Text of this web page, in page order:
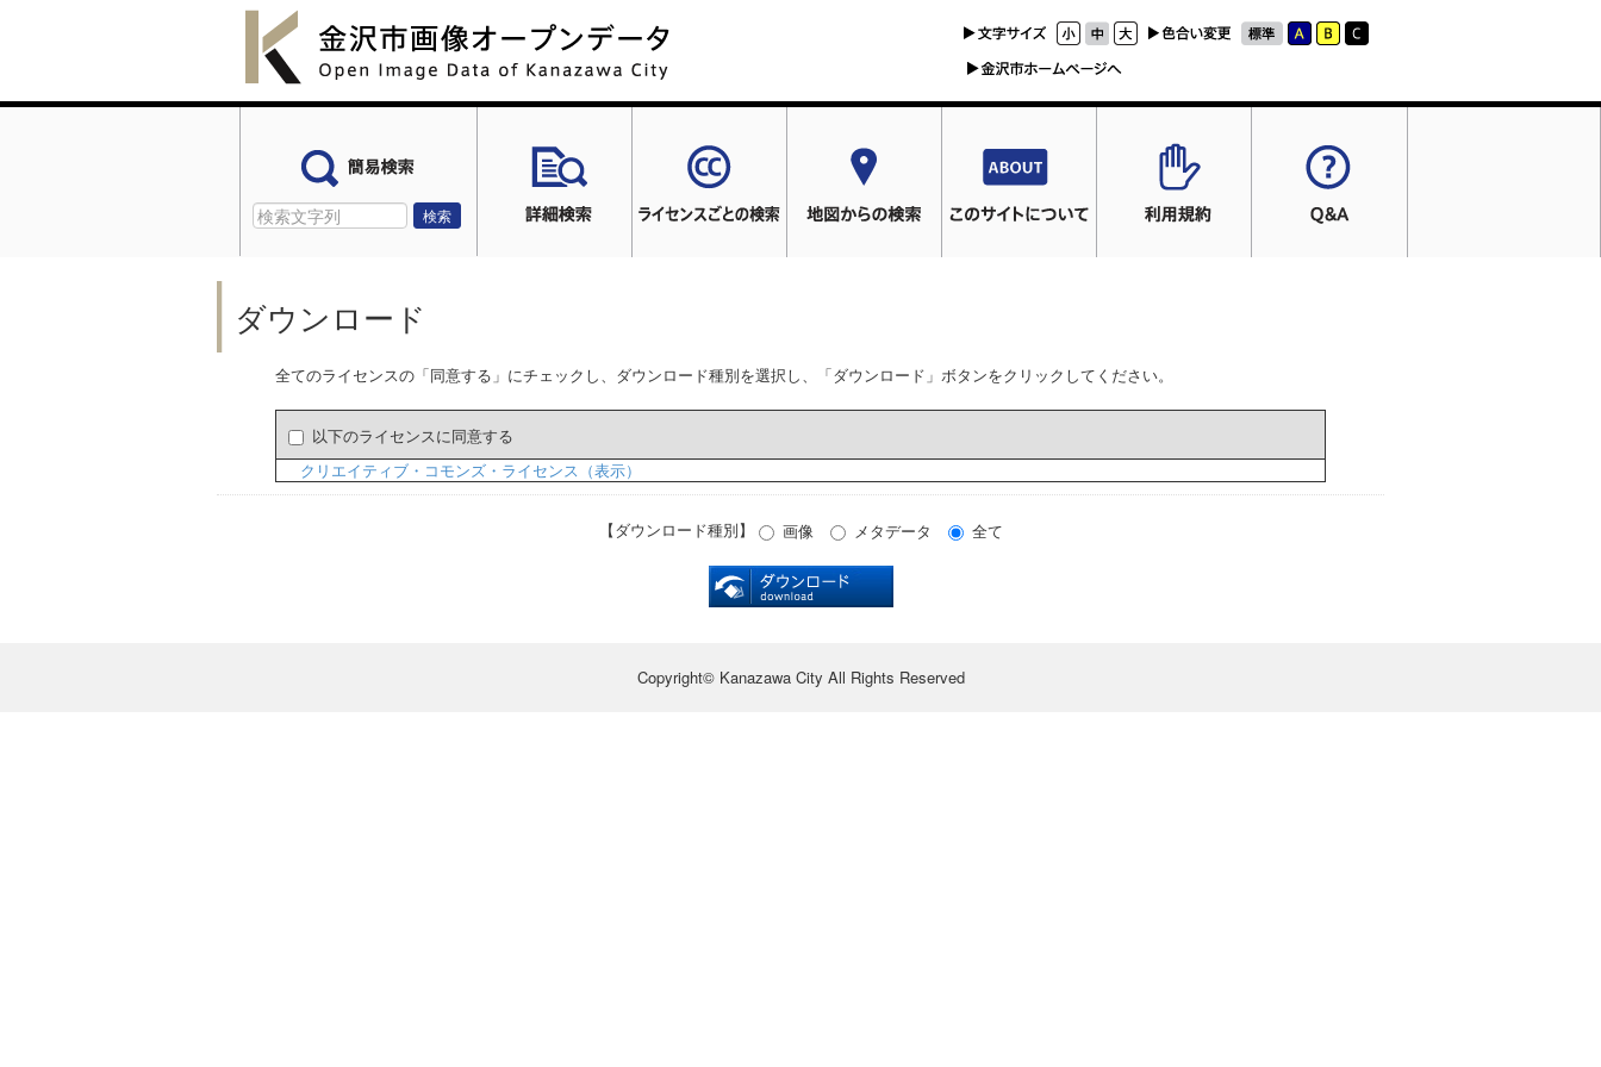
ダウンロード
全てのライセンスの「同意する」にチェックし、ダウンロード種別を選択し、「ダウンロード」ボタンをクリックしてください。
以下のライセンスに同意する
クリエイティブ・コモンズ・ライセンス（表示）
【ダウンロード種別】 画像 メタデータ 全て
Copyright© Kanazawa City All Rights Reserved